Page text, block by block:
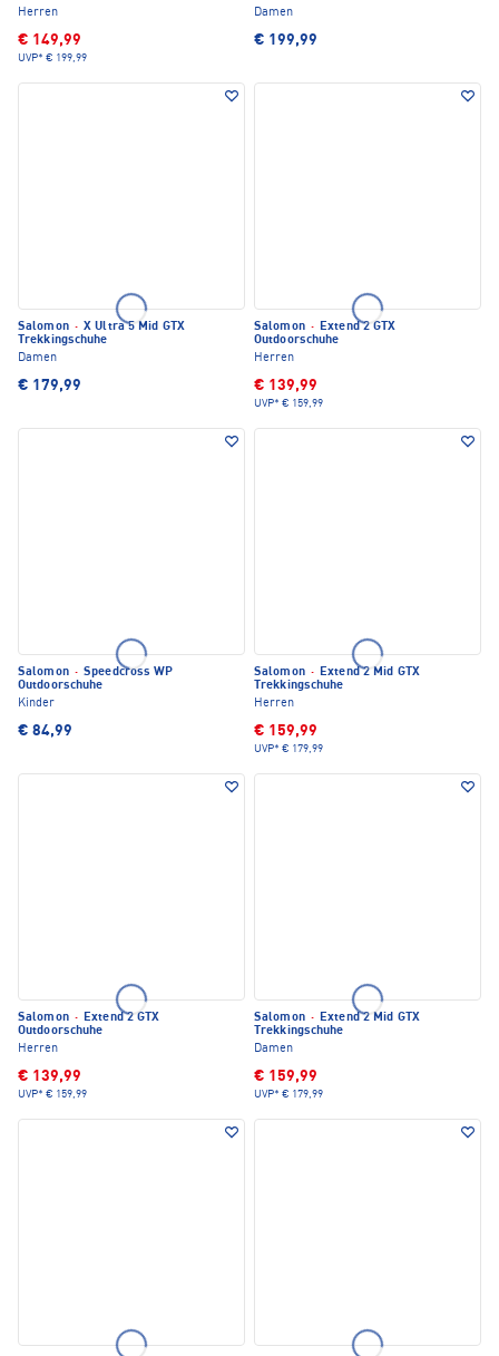
Herren
€ 149,99
UVP* € 199,99
Damen
€ 199,99
Salomon · X Ultra 5 Mid GTX
Trekkingschuhe
Damen
€ 179,99
Salomon · Extend 2 GTX
Outdoorschuhe
Herren
€ 139,99
UVP* € 159,99
Salomon · Speedcross WP
Outdoorschuhe
Kinder
€ 84,99
Salomon · Extend 2 Mid GTX
Trekkingschuhe
Herren
€ 159,99
UVP* € 179,99
Salomon · Extend 2 GTX
Outdoorschuhe
Herren
€ 139,99
UVP* € 159,99
Salomon · Extend 2 Mid GTX
Trekkingschuhe
Damen
€ 159,99
UVP* € 179,99